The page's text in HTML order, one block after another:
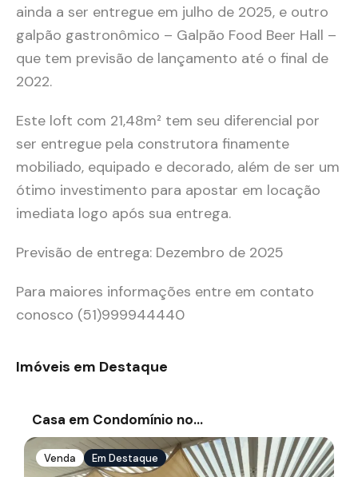
ainda a ser entregue em julho de 2025, e outro
galpão gastronômico – Galpão Food Beer Hall –
que tem previsão de lançamento até o final de
2022.
Este loft com 21,48m² tem seu diferencial por
ser entregue pela construtora finamente
mobiliado, equipado e decorado, além de ser um
ótimo investimento para apostar em locação
imediata logo após sua entrega.
Previsão de entrega: Dezembro de 2025
Para maiores informações entre em contato
conosco (51)999944440
Imóveis em Destaque
Casa em Condomínio no…
Venda Em Destaque